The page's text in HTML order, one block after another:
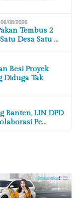
06/08/2026
Tembus 2
Desa Satu …
Besi Proyek
Diduga Tak
Banten, LIN DPD
Pe…